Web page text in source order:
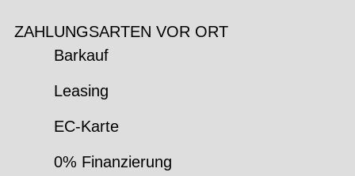
ZAHLUNGSARTEN VOR ORT
Barkauf
Leasing
EC-Karte
0% Finanzierung